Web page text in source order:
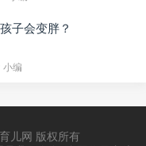
子会变胖？
小编
儿网 版权所有